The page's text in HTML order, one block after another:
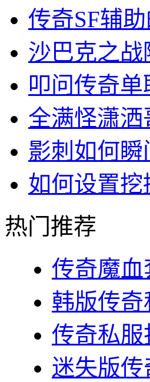
传奇SF辅
沙巴克之
叩问传奇
全满怪潇
影刺如何
如何设置
热门推荐
传奇魔血
韩版传
传奇私服
迷失版